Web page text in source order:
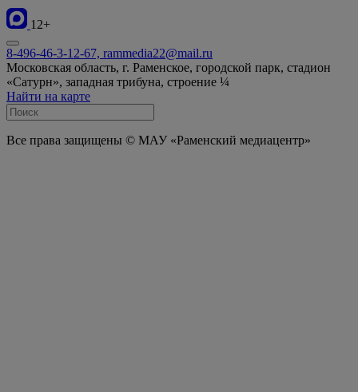
12+
8-496-46-3-12-67, rammedia22@mail.ru
Московская область, г. Раменское, городской парк, стадион
«Сатурн», западная трибуна, строение ¼
Найти на карте
Все права защищены © МАУ «Раменский медиацентр»